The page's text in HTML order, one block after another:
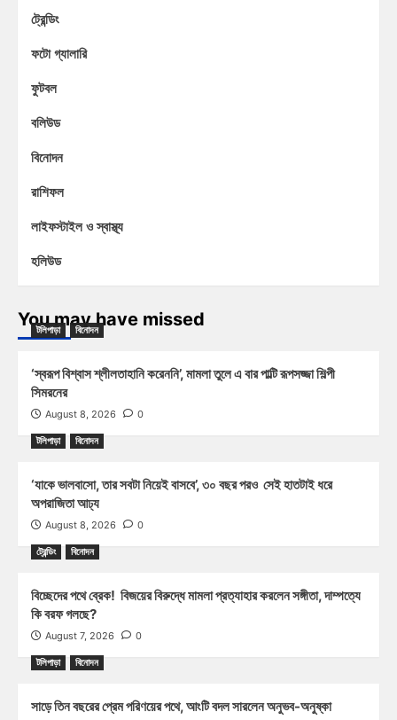
ট্রেন্ডিং
ফটো গ্যালারি
ফুটবল
বলিউড
বিনোদন
রাশিফল
লাইফস্টাইল ও স্বাস্থ্য
হলিউড
You may have missed
টলিপাড়া বিনোদন
‘স্বরূপ বিশ্বাস শ্লীলতাহানি করেননি’, মামলা তুলে এ বার পাল্টি রূপসজ্জা শিল্পী
সিমরনের
August 8, 2026 0
টলিপাড়া বিনোদন
‘যাকে ভালবাসো, তার সবটা নিয়েই বাসবে’, ৩০ বছর পরও সেই হাতটাই ধরে
অপরাজিতা আঢ্য
August 8, 2026 0
ট্রেন্ডিং বিনোদন
বিচ্ছেদের পথে ব্রেক! বিজয়ের বিরুদ্ধে মামলা প্রত্যাহার করলেন সঙ্গীতা, দাম্পত্যে
কি বরফ গলছে?
August 7, 2026 0
টলিপাড়া বিনোদন
সাড়ে তিন বছরের প্রেম পরিণয়ের পথে, আংটি বদল সারলেন অনুভব-অনুষ্কা